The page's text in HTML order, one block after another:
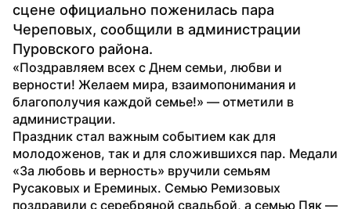
сцене официально поженилась пара
Череповых, сообщили в администрации
Пуровского района.
«Поздравляем всех с Днем семьи, любви и
верности! Желаем мира, взаимопонимания и
благополучия каждой семье!» — отметили в
администрации.
Праздник стал важным событием как для
молодоженов, так и для сложившихся пар. Медали
«За любовь и верность» вручили семьям
Русаковых и Ереминых. Семью Ремизовых
поздравили с серебряной свадьбой, а семью Пяк —